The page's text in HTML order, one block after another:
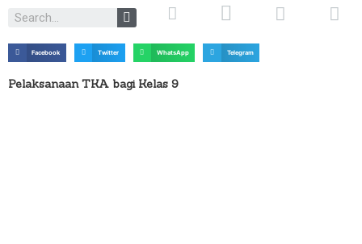
Facebook Twitter WhatsApp Telegram
Pelaksanaan TKA bagi Kelas 9